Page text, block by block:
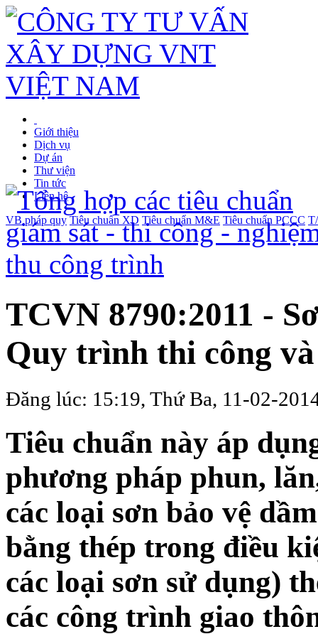
Giới thiệu
Dịch vụ
Dự án
Thư viện
Tin tức
Liên hệ
VB pháp quy Tiêu chuẩn XD Tiêu chuẩn M&E Tiêu chuẩn PCCC
TCVN 8790:2011 -
Quy trình thi công
Đăng lúc: 15:19, Thứ Ba, 11-02-
Tiêu chuẩn này áp
phương pháp phun,
các loại sơn bảo vệ
bằng thép trong điều
các loại sơn sử dụng)
các công trình giao